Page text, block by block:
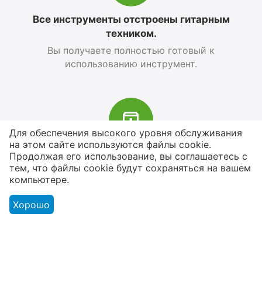
Все инструменты отстроены гитарным
техником.
Вы получаете полностью готовый к
использованию инструмент.
В наличии более 4000 наименований
товаров
От расходников до сценического
Для обеспечения высокого уровня обслуживания
на этом сайте используются файлы cookie.
Продолжая его использование, вы соглашаетесь с
тем, что файлы cookie будут сохраняться на вашем
компьютере.
Хорошо